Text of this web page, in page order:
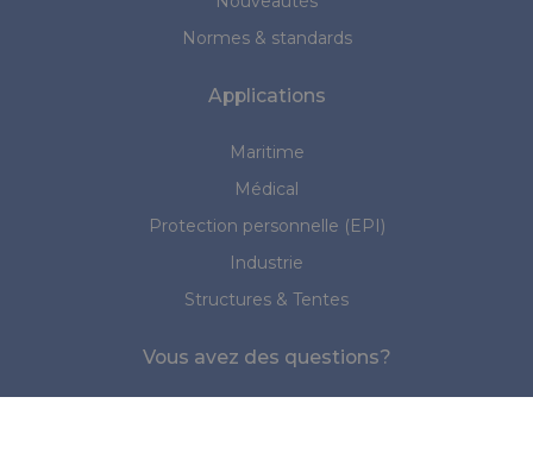
Normes & standards
Applications
Maritime
Médical
Protection personnelle (EPI)
Industrie
Structures & Tentes
Vous avez des questions?